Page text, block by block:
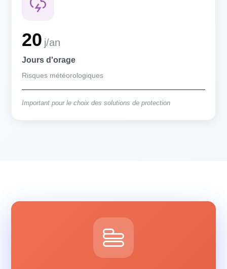
20 j/an
Jours d'orage
Risques météorologiques
Important pour le choix des solutions de protection